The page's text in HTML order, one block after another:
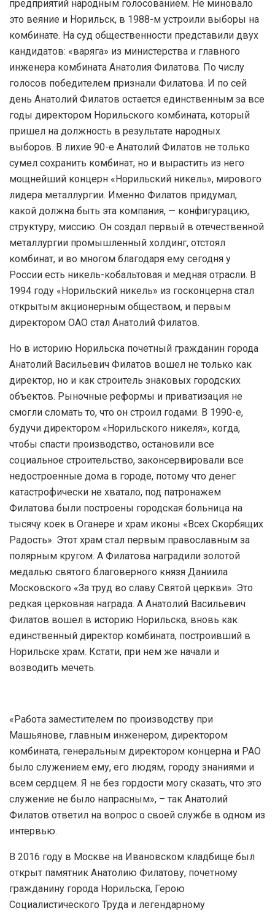
предприятий народным голосованием. Не миновало
это веяние и Норильск, в 1988-м устроили выборы на
комбинате. На суд общественности представили двух
кандидатов: «варяга» из министерства и главного
инженера комбината Анатолия Филатова. По числу
голосов победителем признали Филатова. И по сей
день Анатолий Филатов остается единственным за все
годы директором Норильского комбината, который
пришел на должность в результате народных
выборов. В лихие 90-е Анатолий Филатов не только
сумел сохранить комбинат, но и вырастить из него
мощнейший концерн «Норильский никель», мирового
лидера металлургии. Именно Филатов придумал,
какой должна быть эта компания, — конфигурацию,
структуру, миссию. Он создал первый в отечественной
металлургии промышленный холдинг, отстоял
комбинат, и во многом благодаря ему сегодня у
России есть никель-кобальтовая и медная отрасли. В
1994 году «Норильский никель» из госконцерна стал
открытым акционерным обществом, и первым
директором ОАО стал Анатолий Филатов.
Но в историю Норильска почетный гражданин города
Анатолий Васильевич Филатов вошел не только как
директор, но и как строитель знаковых городских
объектов. Рыночные реформы и приватизация не
смогли сломать то, что он строил годами. В 1990-е,
будучи директором «Норильского никеля», когда,
чтобы спасти производство, остановили все
социальное строительство, законсервировали все
недостроенные дома в городе, потому что денег
катастрофически не хватало, под патронажем
Филатова были построены городская больница на
тысячу коек в Оганере и храм иконы «Всех Скорбящих
Радость». Этот храм стал первым православным за
полярным кругом. А Филатова наградили золотой
медалью святого благоверного князя Даниила
Московского «За труд во славу Святой церкви». Это
редкая церковная награда. А Анатолий Васильевич
Филатов вошел в историю Норильска, вновь как
единственный директор комбината, построивший в
Норильске храм. Кстати, при нем же начали и
возводить мечеть.
«Работа заместителем по производству при
Машьянове, главным инженером, директором
комбината, генеральным директором концерна и РАО
было служением ему, его людям, городу знаниями и
всем сердцем. Я не без гордости могу сказать, что это
служение не было напрасным», – так Анатолий
Филатов ответил на вопрос о своей службе в одном из
интервью.
В 2016 году в Москве на Ивановском кладбище был
открыт памятник Анатолию Филатову, почетному
гражданину города Норильска, Герою
Социалистического Труда и легендарному